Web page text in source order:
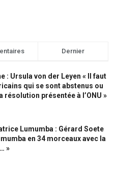
Dernier
: Ursula von der Leyen « Il faut
qui se sont abstenus ou
résolution présentée à l’ONU »
Lumumba : Gérard Soete
en 34 morceaux avec la
»